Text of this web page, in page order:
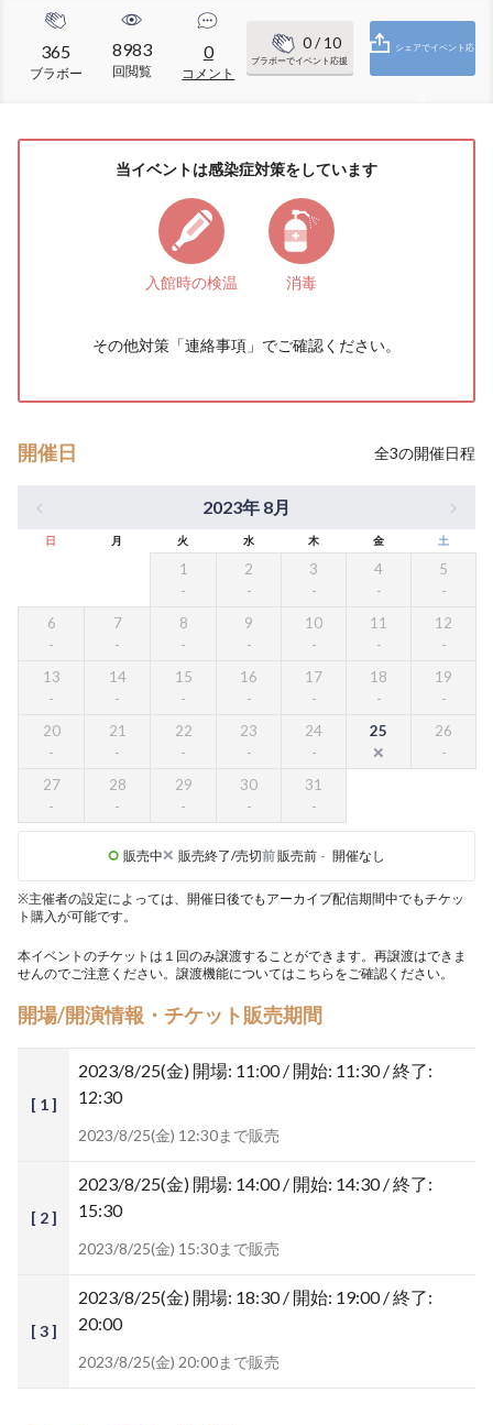
365
ブラボー
8983
回閲覧
0
コメント
0/ 10
ブラボーでイベント応援
シェアでイベント応
当イベントは感染症対策をしています
入館時の検温 消毒
その他対策「連絡事項 」でご確認ください。
開催日 全3の開催日程
2023年 8月
日 月 火 水 木 金 土
1 2 3 4 5
6 7 8 9 10 11 12
13 14 15 16 17 18 19
20 21 22 23 24 25 26
27 28 29 30 31
販売中 販売終了/売切前販売前 - 開催なし
※主催者の設定によっては、開催日後でもアーカイブ配信期間中でもチケッ
ト購入が可能です。
本イベントのチケットは１回のみ譲渡することができます。再譲渡はできま
せんのでご注意ください。譲渡機能についてはこちら をご確認ください。
開場/開演情報・チケット販売期間
[ 1 ]
2023/8/25(金) 開場: 11:00 / 開始: 11:30 / 終了:
12:30
2023/8/25(金) 12:30まで販売
[ 2 ]
2023/8/25(金) 開場: 14:00 / 開始: 14:30 / 終了:
15:30
2023/8/25(金) 15:30まで販売
[ 3 ]
2023/8/25(金) 開場: 18:30 / 開始: 19:00 / 終了:
20:00
2023/8/25(金) 20:00まで販売